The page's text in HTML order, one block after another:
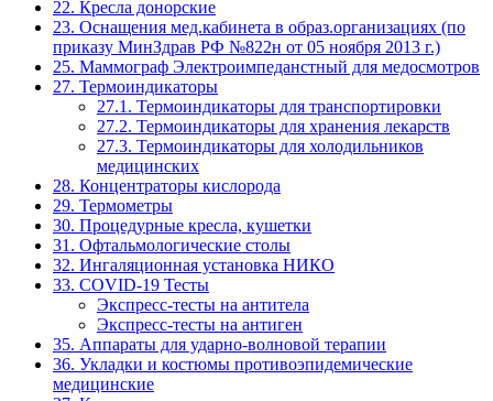
22. Кресла донорские
23. Оснащения мед.кабинета в образ.организациях (по
приказу МинЗдрав РФ №822н от 05 ноября 2013 г.)
25. Маммограф Электроимпеданстный для медосмотров
27. Термоиндикаторы
27.1. Термоиндикаторы для транспортировки
27.2. Термоиндикаторы для хранения лекарств
27.3. Термоиндикаторы для холодильников
медицинских
28. Концентраторы кислорода
29. Термометры
30. Процедурные кресла, кушетки
31. Офтальмологические столы
32. Ингаляционная установка НИКО
33. COVID-19 Тесты
Экспресс-тесты на антитела
Экспресс-тесты на антиген
35. Аппараты для ударно-волновой терапии
36. Укладки и костюмы противоэпидемические
медицинские